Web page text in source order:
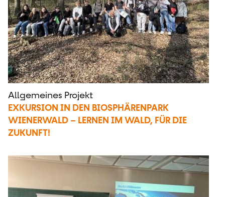
Allgemeines Projekt
EXKURSION IN DEN BIOSPHÄRENPARK
WIENERWALD – LERNEN IM WALD, FÜR DIE
ZUKUNFT!